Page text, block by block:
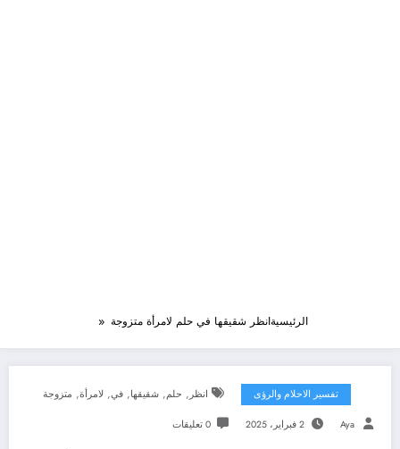
الرئيسيةانظر شقيقها في حلم لامرأة متزوجة
تفسير الاحلام والرؤى انظر , حلم, شقيقها, في, لامرأة, متزوجة
Aya 2 فبراير، 2025 0 تعليقات